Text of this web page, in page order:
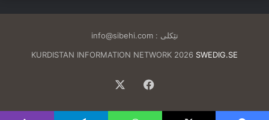
تێکلی :info@sibehi.com
KURDISTAN INFORMATION NETWORK 2026 SWEDIG.SE
Facebook